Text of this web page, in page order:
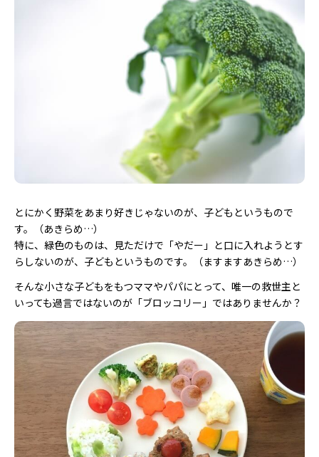
とにかく野菜をあまり好きじゃないのが、子どもというもので
す。（あきらめ…）
特に、緑色のものは、見ただけで「やだー」と口に入れようとす
らしないのが、子どもというものです。（ますますあきらめ…）
そんな小さな子どもをもつママやパパにとって、唯一の救世主と
いっても過言ではないのが「ブロッコリー」ではありませんか？